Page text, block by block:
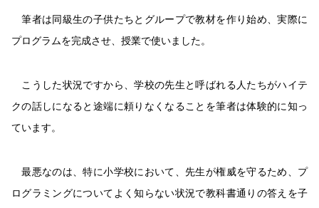
筆者は同級生の子供たちとグループで教材を作り始め、実際に
プログラムを完成させ、授業で使いました。
こうした状況ですから、学校の先生と呼ばれる人たちがハイテ
クの話しになると途端に頼りなくなることを筆者は体験的に知っ
ています。
最悪なのは、特に小学校において、先生が権威を守るため、プ
ログラミングについてよく知らない状況で教科書通りの答えを子